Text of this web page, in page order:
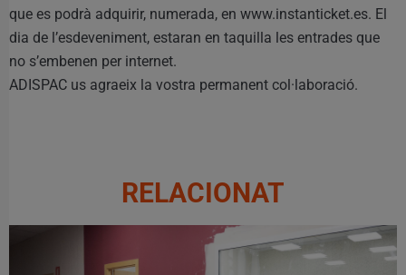
que es podrà adquirir, numerada, en www.instanticket.es. El
dia de l’esdeveniment, estaran en taquilla les entrades que
no s’embenen per internet.
ADISPAC us agraeix la vostra permanent col·laboració.
RELACIONAT